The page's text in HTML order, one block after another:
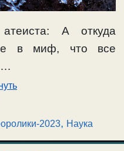
А откуда
в миф, что все
…
2023, Наука